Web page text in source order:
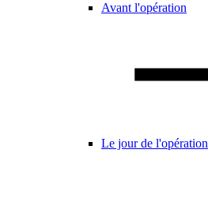
Avant l'opération
Le jour de l'opération